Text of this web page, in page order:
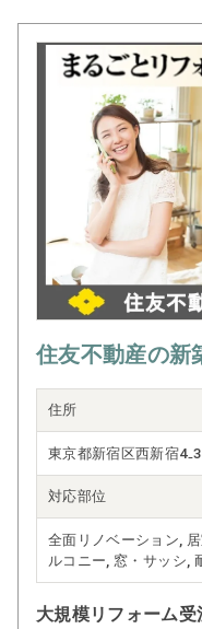
住友不動産の新
住所
東京都新宿区西新宿
対応部位
全面リノベーション,
ルコニー, 窓・サッシ,
大規模リフォーム受